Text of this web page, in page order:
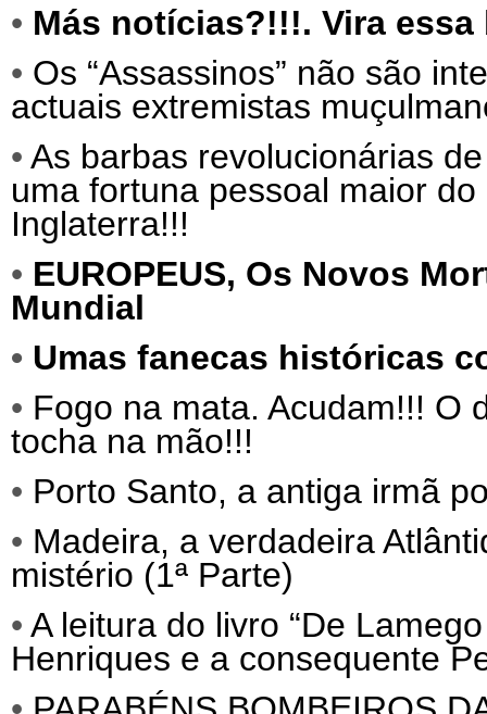
• Más notícias?!!!. Vira
• Os “Assassinos” não são
actuais extremistas
• As barbas revolucionárias
uma fortuna pessoal maior
Inglaterra!!!
• EUROPEUS, Os Novos
Mundial
• Umas fanecas históricas
• Fogo na mata. Acudam!!! O
tocha na mão!!!
• Porto Santo, a antiga irmã
• Madeira, a verdadeira
mistério (1ª Parte)
• A leitura do livro “De
Henriques e a consequente